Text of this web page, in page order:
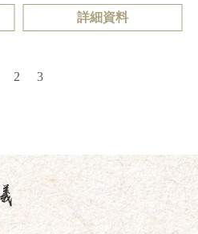
詳細資料
2 3